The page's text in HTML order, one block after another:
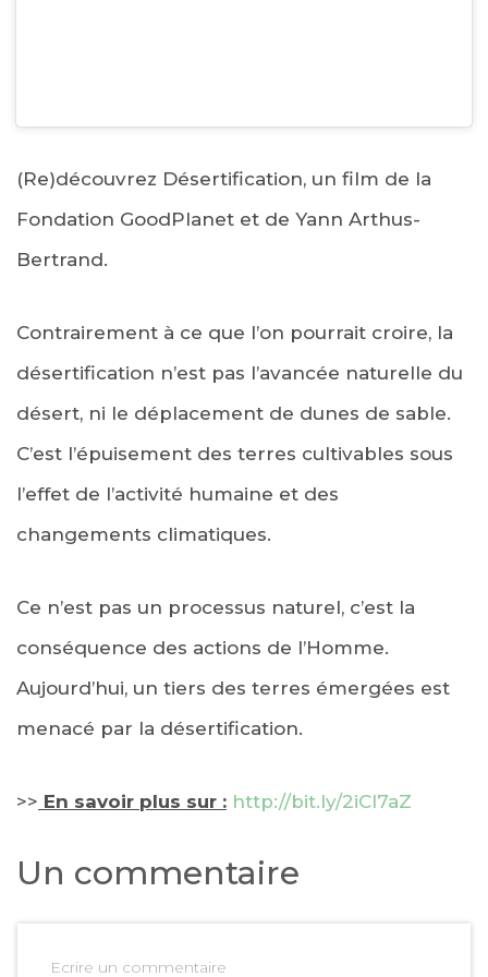
(Re)découvrez Désertification, un film de la
Fondation GoodPlanet et de Yann Arthus-
Bertrand.
Contrairement à ce que l’on pourrait croire, la
désertification n’est pas l’avancée naturelle du
désert, ni le déplacement de dunes de sable.
C’est l’épuisement des terres cultivables sous
l’effet de l’activité humaine et des
changements climatiques.
Ce n’est pas un processus naturel, c’est la
conséquence des actions de l’Homme.
Aujourd’hui, un tiers des terres émergées est
menacé par la désertification.
>> En savoir plus sur : http://bit.ly/2iCI7aZ
Un commentaire
Ecrire un commentaire